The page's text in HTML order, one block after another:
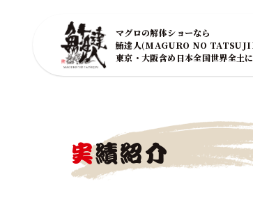
マグロの解体ショーなら
鮪達人(MAGURO NO
東京・大阪含め日本全国世界全土
実績紹介